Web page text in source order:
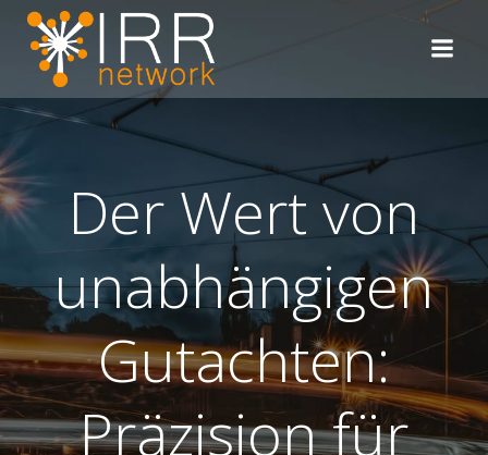
Der Wert von
unabhängigen
Gutachten:
Präzision für